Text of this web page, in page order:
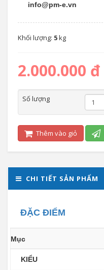
info@pm-e.vn
Khối lượng: 5kg
2.000.000 đ
Số lượng
Thêm vào giỏ
CHI TIẾT SẢN PHẨM
ĐẶC ĐIỂM
Mục
KIỂU